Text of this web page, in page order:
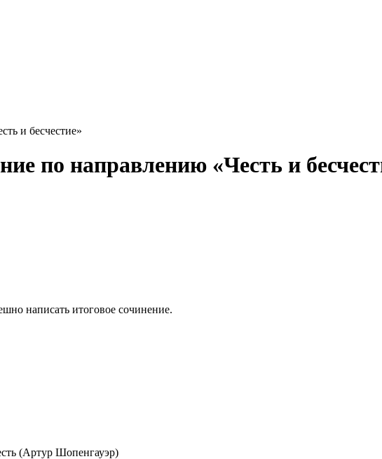
по направлению «Честь и
написать итоговое сочинение.
(Артур Шопенгауэр)